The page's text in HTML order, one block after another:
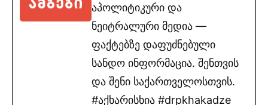
აპოლიტიკური და
ნეიტრალური მედია —
ფაქტებზე დაფუძნებული
სანდო ინფორმაცია. შენთვის
და შენი საქართველოსთვის.
#აქხარისხია #drpkhakadze